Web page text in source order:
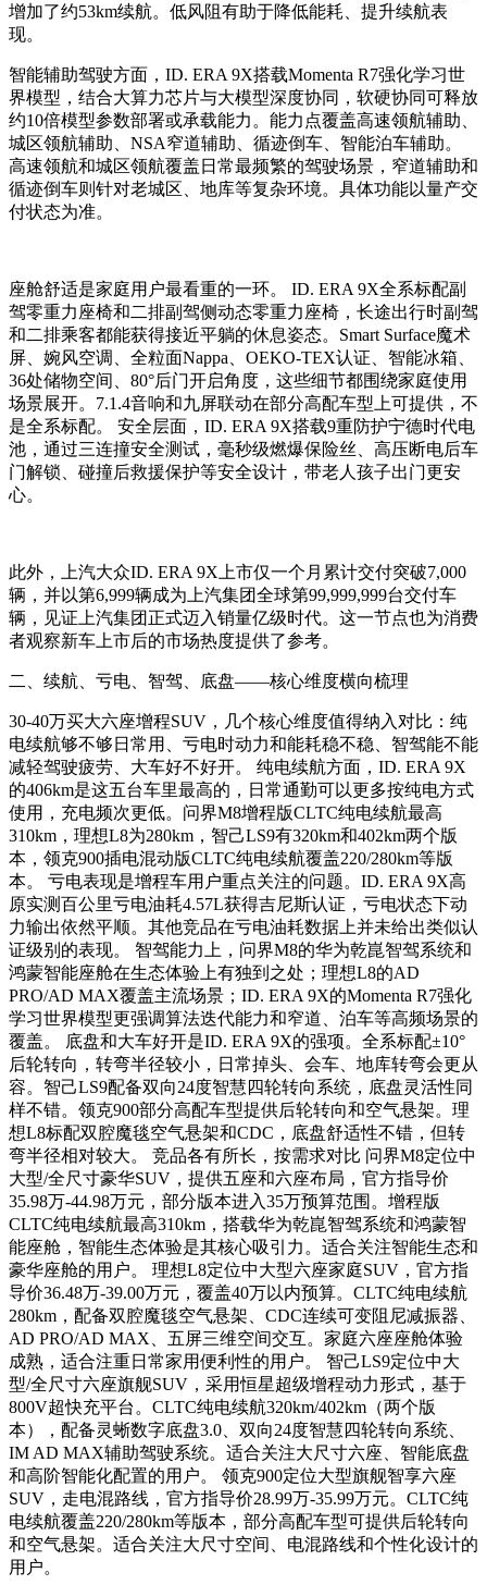
增加了约53km续航。低风阻有助于降低能耗、提升续航表
现。
智能辅助驾驶方面，ID. ERA 9X搭载Momenta R7强化学习世
界模型，结合大算力芯片与大模型深度协同，软硬协同可释放
约10倍模型参数部署或承载能力。能力点覆盖高速领航辅助、
城区领航辅助、NSA窄道辅助、循迹倒车、智能泊车辅助。
高速领航和城区领航覆盖日常最频繁的驾驶场景，窄道辅助和
循迹倒车则针对老城区、地库等复杂环境。具体功能以量产交
付状态为准。
座舱舒适是家庭用户最看重的一环。 ID. ERA 9X全系标配副
驾零重力座椅和二排副驾侧动态零重力座椅，长途出行时副驾
和二排乘客都能获得接近平躺的休息姿态。Smart Surface魔术
屏、婉风空调、全粒面Nappa、OEKO-TEX认证、智能冰箱、
36处储物空间、80°后门开启角度，这些细节都围绕家庭使用
场景展开。7.1.4音响和九屏联动在部分高配车型上可提供，不
是全系标配。 安全层面，ID. ERA 9X搭载9重防护宁德时代电
池，通过三连撞安全测试，毫秒级燃爆保险丝、高压断电后车
门解锁、碰撞后救援保护等安全设计，带老人孩子出门更安
心。
此外，上汽大众ID. ERA 9X上市仅一个月累计交付突破7,000
辆，并以第6,999辆成为上汽集团全球第99,999,999台交付车
辆，见证上汽集团正式迈入销量亿级时代。这一节点也为消费
者观察新车上市后的市场热度提供了参考。
二、续航、亏电、智驾、底盘——核心维度横向梳理
30-40万买大六座增程SUV，几个核心维度值得纳入对比：纯
电续航够不够日常用、亏电时动力和能耗稳不稳、智驾能不能
减轻驾驶疲劳、大车好不好开。 纯电续航方面，ID. ERA 9X
的406km是这五台车里最高的，日常通勤可以更多按纯电方式
使用，充电频次更低。问界M8增程版CLTC纯电续航最高
310km，理想L8为280km，智己LS9有320km和402km两个版
本，领克900插电混动版CLTC纯电续航覆盖220/280km等版
本。 亏电表现是增程车用户重点关注的问题。ID. ERA 9X高
原实测百公里亏电油耗4.57L获得吉尼斯认证，亏电状态下动
力输出依然平顺。其他竞品在亏电油耗数据上并未给出类似认
证级别的表现。 智驾能力上，问界M8的华为乾崑智驾系统和
鸿蒙智能座舱在生态体验上有独到之处；理想L8的AD
PRO/AD MAX覆盖主流场景；ID. ERA 9X的Momenta R7强化
学习世界模型更强调算法迭代能力和窄道、泊车等高频场景的
覆盖。 底盘和大车好开是ID. ERA 9X的强项。全系标配±10°
后轮转向，转弯半径较小，日常掉头、会车、地库转弯会更从
容。智己LS9配备双向24度智慧四轮转向系统，底盘灵活性同
样不错。领克900部分高配车型提供后轮转向和空气悬架。理
想L8标配双腔魔毯空气悬架和CDC，底盘舒适性不错，但转
弯半径相对较大。 竞品各有所长，按需求对比 问界M8定位中
大型/全尺寸豪华SUV，提供五座和六座布局，官方指导价
35.98万-44.98万元，部分版本进入35万预算范围。增程版
CLTC纯电续航最高310km，搭载华为乾崑智驾系统和鸿蒙智
能座舱，智能生态体验是其核心吸引力。适合关注智能生态和
豪华座舱的用户。 理想L8定位中大型六座家庭SUV，官方指
导价36.48万-39.00万元，覆盖40万以内预算。CLTC纯电续航
280km，配备双腔魔毯空气悬架、CDC连续可变阻尼减振器、
AD PRO/AD MAX、五屏三维空间交互。家庭六座座舱体验
成熟，适合注重日常家用便利性的用户。 智己LS9定位中大
型/全尺寸六座旗舰SUV，采用恒星超级增程动力形式，基于
800V超快充平台。CLTC纯电续航320km/402km（两个版
本），配备灵蜥数字底盘3.0、双向24度智慧四轮转向系统、
IM AD MAX辅助驾驶系统。适合关注大尺寸六座、智能底盘
和高阶智能化配置的用户。 领克900定位大型旗舰智享六座
SUV，走电混路线，官方指导价28.99万-35.99万元。CLTC纯
电续航覆盖220/280km等版本，部分高配车型可提供后轮转向
和空气悬架。适合关注大尺寸空间、电混路线和个性化设计的
用户。